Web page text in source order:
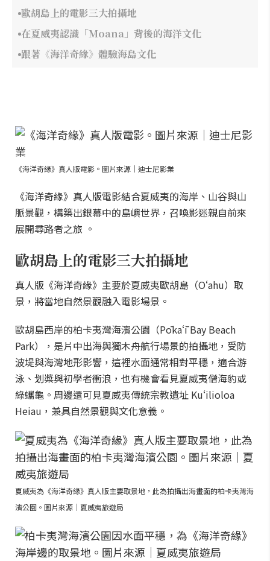
歐胡島上的電影三大拍攝地
在夏威夷認識「Moana」背後的海洋文化
跟著《海洋奇緣》體驗海島文化
《海洋奇緣》真人版電影。圖片來源｜迪士尼影業
《海洋奇緣》真人版電影結合夏威夷的海岸、山谷與山
脈景觀，構築出銀幕中的島嶼世界，召喚影迷親自前來
展開尋路者之旅 。
歐胡島上的電影三大拍攝地
真人版《海洋奇緣》主要於夏威夷歐胡島（Oʻahu）取
景，將當地自然景觀融入電影場景。
歐胡島西岸的柏卡夷灣海濱公園（Pōkaʻī Bay Beach
Park），是片中出海與獨木舟航行場景的拍攝地，受防
波堤與海灣地形影響，這裡水面通常相對平穩，適合游
泳、划槳與初學者衝浪，也有機會看見夏威夷僧海豹或
綠蠵龜。周邊還可見夏威夷傳統宗教遺址 Kuʻilioloa
Heiau，兼具自然景觀與文化意義。
夏威夷為《海洋奇緣》真人版主要取景地，此為拍攝出海畫面的柏卡夷灣海
濱公園。圖片來源｜夏威夷旅遊局